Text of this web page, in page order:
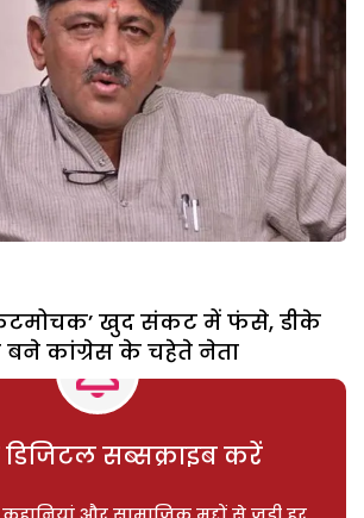
खुद संकट में फंसे, डीके
कांग्रेस के चहेते नेता
डिजिटल सब्सक्राइब करें